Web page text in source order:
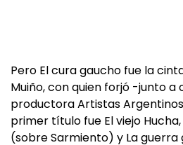
Pero El cura gaucho fue la
Muiño, con quien forjó -junto
productora Artistas
primer título fue El viejo
(sobre Sarmiento) y La guerra